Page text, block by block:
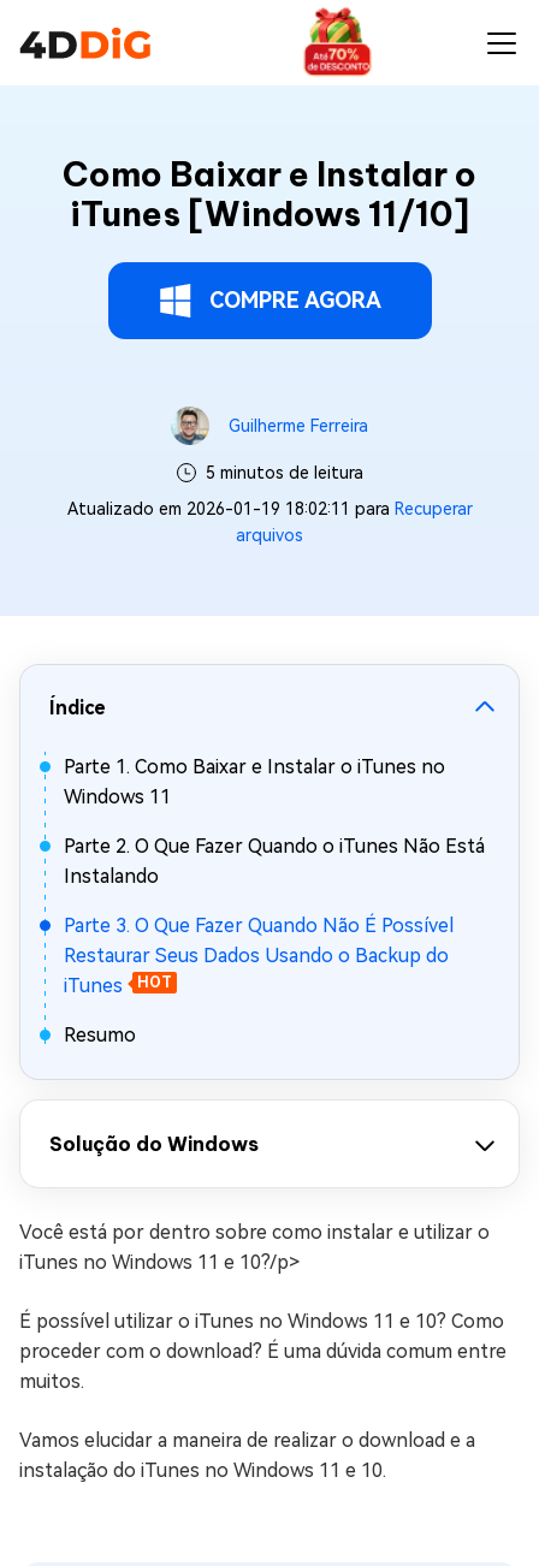
Como Baixar e Instalar o
iTunes [Windows 11/10]
COMPRE AGORA
Guilherme Ferreira
5 minutos de leitura
Atualizado em 2026-01-19 18:02:11 para Recuperar
arquivos
Índice
Parte 1. Como Baixar e Instalar o iTunes no
Windows 11
Parte 2. O Que Fazer Quando o iTunes Não Está
Instalando
Parte 3. O Que Fazer Quando Não É Possível
Restaurar Seus Dados Usando o Backup do
iTunes
HOT
Resumo
Solução do Windows
Você está por dentro sobre como instalar e utilizar o
iTunes no Windows 11 e 10?/p>
É possível utilizar o iTunes no Windows 11 e 10? Como
proceder com o download? É uma dúvida comum entre
muitos.
Vamos elucidar a maneira de realizar o download e a
instalação do iTunes no Windows 11 e 10.